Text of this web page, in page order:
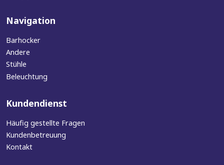
Navigation
Barhocker
Andere
Stühle
Beleuchtung
Kundendienst
Häufig gestellte Fragen
Kundenbetreuung
Kontakt